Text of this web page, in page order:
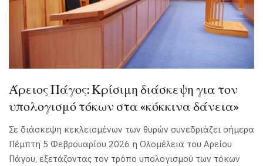
Άρειος Πάγος: Κρίσιμη διάσκεψη για τον
υπολογισμό τόκων στα «κόκκινα δάνεια»
Σε διάσκεψη κεκλεισμένων των θυρών συνεδριάζει σήμερα
Πέμπτη 5 Φεβρουαρίου 2026 η Ολομέλεια του Αρείου
Πάγου, εξετάζοντας τον τρόπο υπολογισμού των τόκων